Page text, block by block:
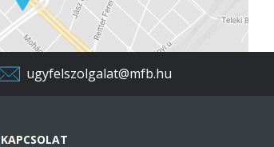
ugyfelszolgalat@mfb.hu
KAPCSOLAT